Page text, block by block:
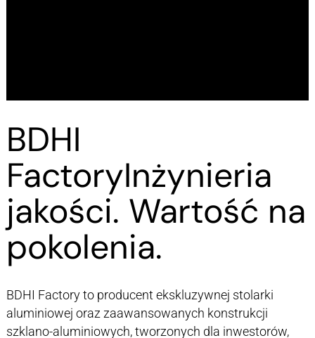
BDHI
FactoryInżynieria
jakości. Wartość na
pokolenia.
BDHI Factory to producent ekskluzywnej stolarki
aluminiowej oraz zaawansowanych konstrukcji
szklano-aluminiowych, tworzonych dla inwestorów,